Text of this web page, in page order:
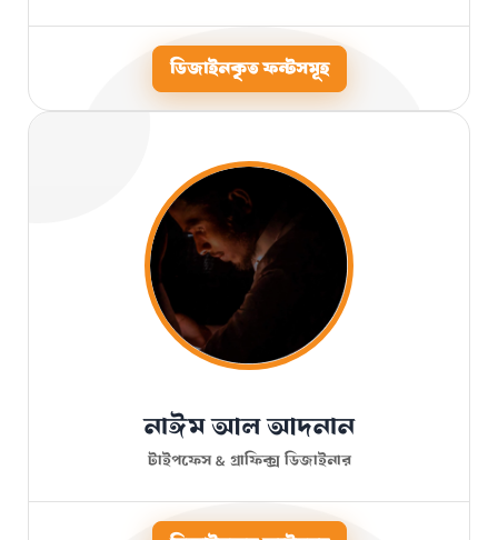
ডিজাইনকৃত ফন্টসমূহ
নাঈম আল আদনান
টাইপফেস & গ্রাফিক্স ডিজাইনার